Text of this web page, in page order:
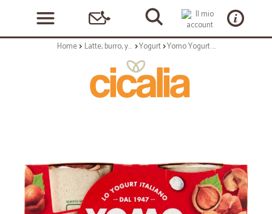
Home Latte, burro, yogurt Yogurt Yomo Yogurt Intero con Nocciole 2 x 125 gr.